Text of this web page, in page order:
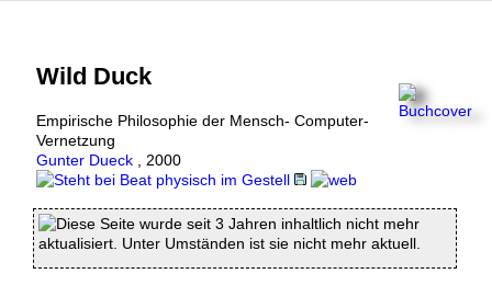
Wild Duck
Empirische Philosophie der Mensch- Computer-
Vernetzung
Gunter Dueck
2000
Diese Seite wurde seit 3 Jahren inhaltlich nicht mehr
aktualisiert. Unter Umständen ist sie nicht mehr aktuell.